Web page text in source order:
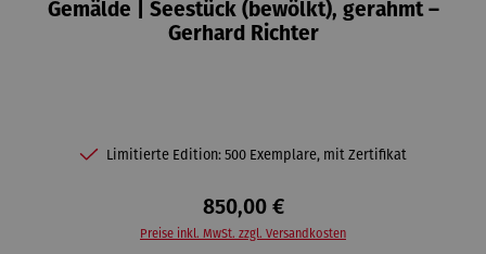
Gemälde | Seestück (bewölkt), gerahmt –
Gerhard Richter
Limitierte Edition: 500 Exemplare, mit Zertifikat
850,00 €
Preise inkl. MwSt. zzgl. Versandkosten